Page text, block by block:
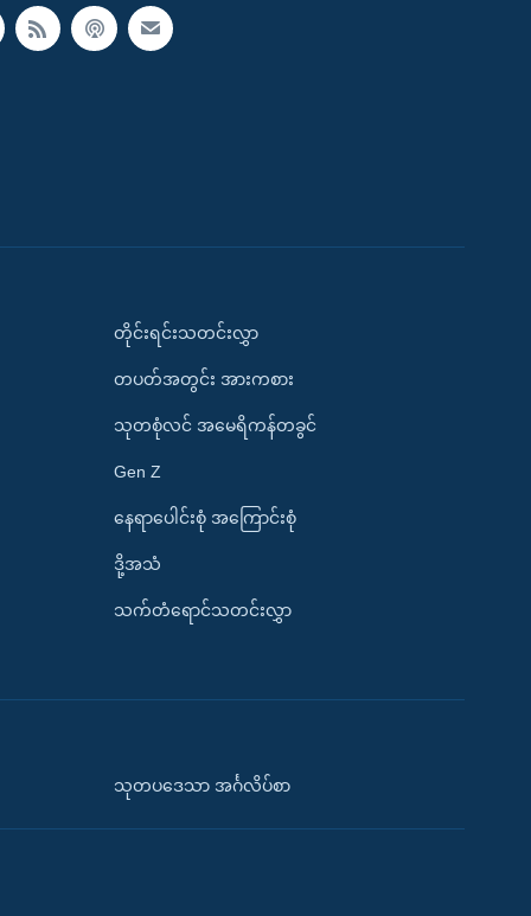
တိုင်းရင်းသတင်းလွှာ
တပတ်အတွင်း အားကစား
သုတစုံလင် အမေရိကန်တခွင်
Gen Z
နေရာပေါင်းစုံ အကြောင်းစုံ
ဒို့အသံ
သက်တံရောင်သတင်းလွှာ
သုတပဒေသာ အင်္ဂလိပ်စာ